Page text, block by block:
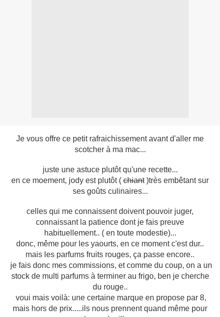
Je vous offre ce petit rafraichissement avant d'aller me
scotcher à ma mac...
juste une astuce plutôt qu'une recette...
en ce moement, jody est plutôt ( chiant)très embêtant sur
ses goûts culinaires...
celles qui me connaissent doivent pouvoir juger,
connaissant la patience dont je fais preuve
habituellement.. ( en toute modestie)...
donc, même pour les yaourts, en ce moment c'est dur..
mais les parfums fruits rouges, ça passe encore..
je fais donc mes commissions, et comme du coup, on a un
stock de multi parfums à terminer au frigo, ben je cherche
du rouge..
voui mais voilà: une certaine marque en propose par 8,
mais hors de prix.....ils nous prennent quand même pour